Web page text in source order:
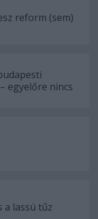
reform (sem)
egyelőre nincs
a lassú tűz